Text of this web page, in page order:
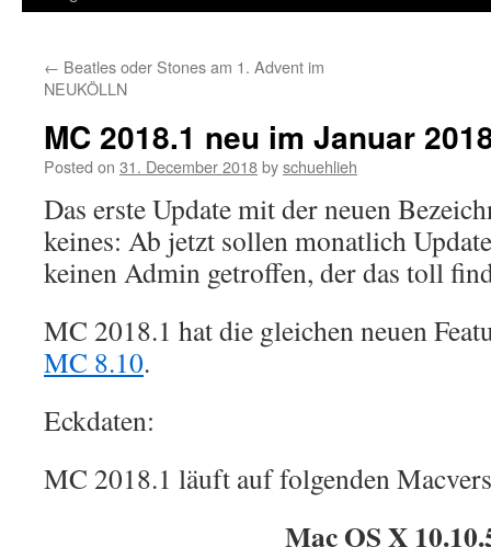
← Beatles oder Stones am 1. Advent im
NEUKÖLLN
MC 2018.1 neu im Januar
Posted on 31. December 2018byschuehlieh
Das erste Update mit der neuen
keines: Ab jetzt sollen monatlich
keinen Admin getroffen, der das toll
MC 2018.1 hat die gleichen neuen
MC 8.10.
Eckdaten:
MC 2018.1 läuft auf folgenden
Mac OS X